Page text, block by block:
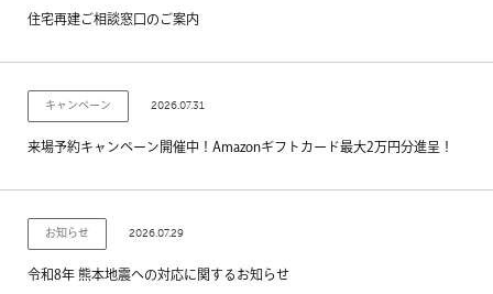
住宅再建ご相談窓口のご案内
キャンペーン 2026.07.31
来場予約キャンペーン開催中！Amazonギフトカード最大2万円分進呈！
お知らせ 2026.07.29
令和8年 熊本地震への対応に関するお知らせ